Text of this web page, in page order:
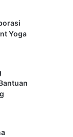
Yoga